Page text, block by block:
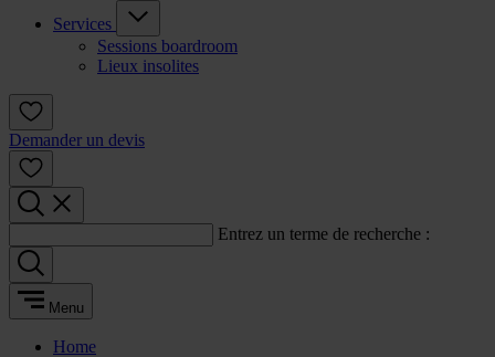
Services
Sessions boardroom
Lieux insolites
Demander un devis
Entrez un terme de recherche :
Menu
Home